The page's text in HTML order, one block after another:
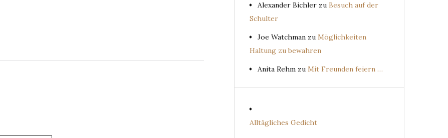
Alexander Bichler zu Besuch auf der
Schulter
Joe Watchman zu Möglichkeiten
Haltung zu bewahren
Anita Rehm zu Mit Freunden feiern …
Alltägliches Gedicht